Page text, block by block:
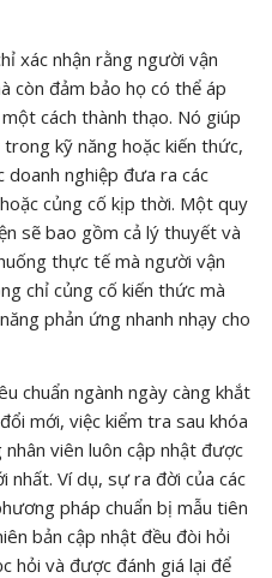
xác nhận rằng người vận
còn đảm bảo họ có thể áp
cách thành thạo. Nó giúp
kỹ năng hoặc kiến thức,
doanh nghiệp đưa ra các
củng cố kịp thời. Một quy
sẽ bao gồm cả lý thuyết và
thực tế mà người vận
chỉ củng cố kiến thức mà
phản ứng nhanh nhạy cho
chuẩn ngành ngày càng khắt
mới, việc kiểm tra sau khóa
viên luôn cập nhật được
nhất. Ví dụ, sự ra đời của các
pháp chuẩn bị mẫu tiên
bản cập nhật đều đòi hỏi
hỏi và được đánh giá lại để